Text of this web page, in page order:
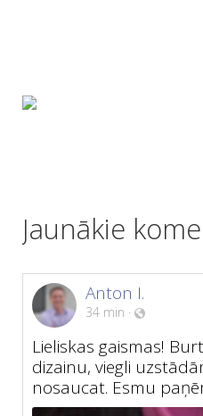
Jaunākie
Anton I.
34 min ·
Lieliskas gaismas!
dizainu, viegli
nosaucat. Esmu